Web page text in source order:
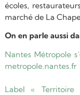
écoles,
marché de La
On en parle aussi
Nantes Métropole
metropole.nantes.fr
Label «